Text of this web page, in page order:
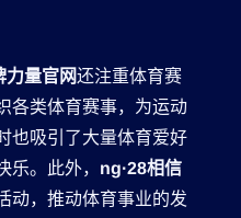
力量官网还注重体育赛
各类体育赛事，为运动
也吸引了大量体育爱好
乐。此外， ng·28相信
动，推动体育事业的发